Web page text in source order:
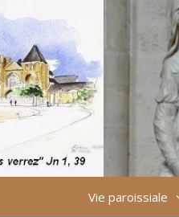
Vie paroissiale